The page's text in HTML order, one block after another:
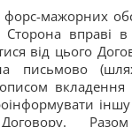
форс-мажорних
Сторона вправі
від цього
письмово
вкладення